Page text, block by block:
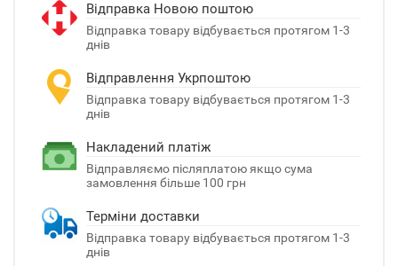
Відправка Новою поштою
Відправка товару відбувається протягом 1-3
днів
Відправлення Укрпоштою
Відправка товару відбувається протягом 1-3
днів
Накладений платіж
Відправляємо післяплатою якщо сума
замовлення більше 100 грн
Терміни доставки
Відправка товару відбувається протягом 1-3
днів